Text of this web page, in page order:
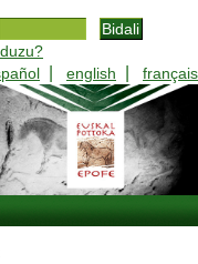
english français